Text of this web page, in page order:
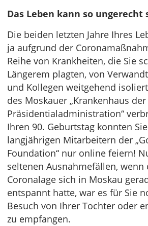
Das Leben kann so ungerecht
Die beiden letzten Jahre Ihres
ja aufgrund der
Reihe von Krankheiten, die Sie
Längerem plagten, von
und Kollegen weitgehend
des Moskauer „Krankenhaus der
Präsidentialadministration“
Ihren 90. Geburtstag konnten
langjährigen Mitarbeitern der
Foundation“ nur online feiern!
seltenen Ausnahmefällen, wenn
Coronalage sich in Moskau
entspannt hatte, war es für Sie
Besuch von Ihrer Tochter oder
zu empfangen.